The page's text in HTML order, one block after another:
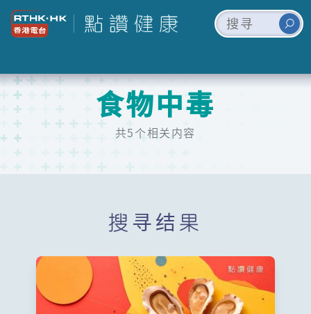
食物中毒
共5个相关内容
搜寻结果